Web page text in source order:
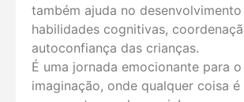
também ajuda no
habilidades cognitivas,
autoconfiança das crianças.
É uma jornada emocionante para
imaginação, onde qualquer coisa é